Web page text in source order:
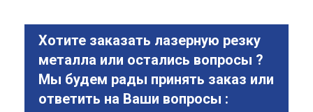
Хотите заказать лазерную резку
металла или остались вопросы ?
Мы будем рады принять заказ или
ответить на Ваши вопросы :